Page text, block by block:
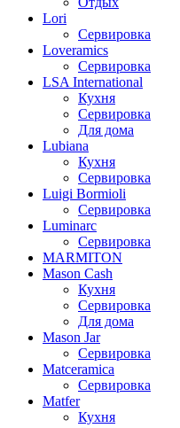
Lori
Сервировка
Loveramics
Сервировка
LSA International
Кухня
Сервировка
Для дома
Lubiana
Кухня
Сервировка
Luigi Bormioli
Сервировка
Luminarc
Сервировка
MARMITON
Mason Cash
Кухня
Сервировка
Для дома
Mason Jar
Сервировка
Matceramica
Сервировка
Matfer
Кухня